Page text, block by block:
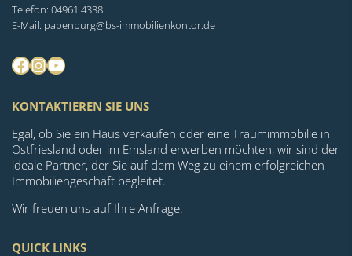
Telefon: 04961 4338
E-Mail: papenburg@bs-immobilienkontor.de
Facebook
Instagram
YouTube
KONTAKTIEREN SIE UNS
Egal, ob Sie ein Haus verkaufen oder eine Traumimmobilie in
Ostfriesland oder im Emsland erwerben möchten, wir sind der
ideale Partner, der Sie auf dem Weg zu einem erfolgreichen
Immobiliengeschäft begleitet.
Wir freuen uns auf Ihre Anfrage.
QUICK LINKS